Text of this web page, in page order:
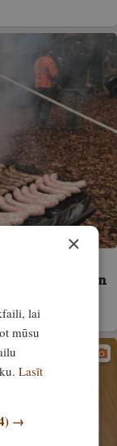
uz veselību un
×
lai
mūsu
Lasīt
→